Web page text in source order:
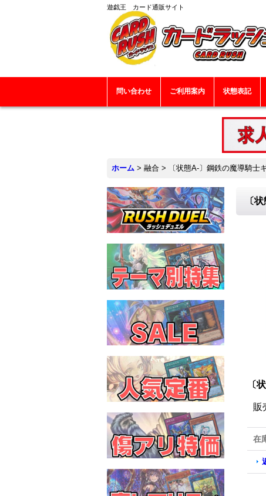
遊戯王 カード通販サイト
問い合わせ ご利用案内 状態表記
ホーム > 融合 > 〔状態A-〕鋼鉄の魔導騎士
〔
〔
販
在